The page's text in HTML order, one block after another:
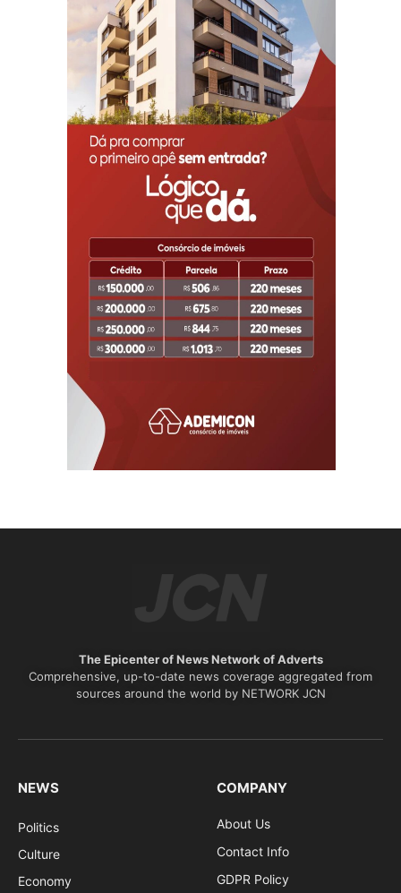
The Epicenter of News Network of Adverts
Comprehensive, up-to-date news coverage aggregated from
sources around the world by NETWORK JCN
NEWS
Politics
Culture
Economy
COMPANY
About Us
Contact Info
GDPR Policy